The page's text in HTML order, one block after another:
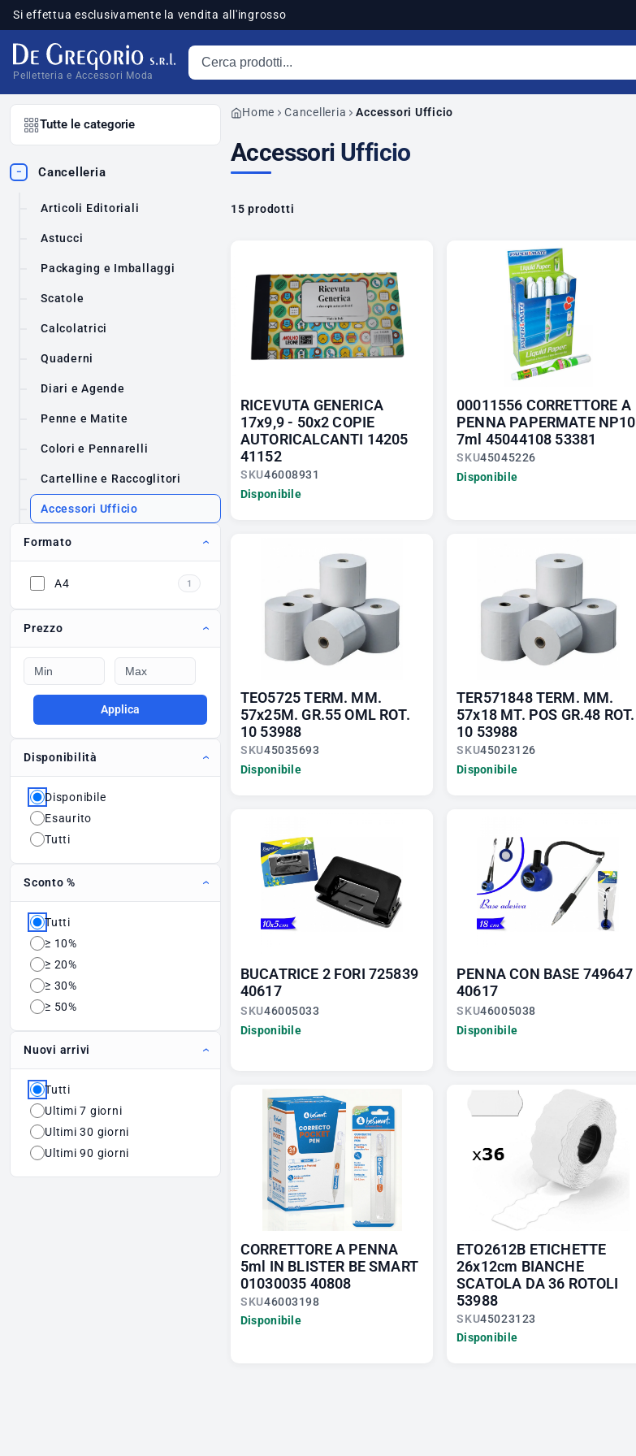
Si effettua esclusivamente la vendita all'ingrosso
Pelletteria e Accessori Moda
Cerca prodotti
Tutte le categorie
− Cancelleria
Articoli Editoriali
Astucci
Packaging e Imballaggi
Scatole
Calcolatrici
Quaderni
Diari e Agende
Penne e Matite
Colori e Pennarelli
Cartelline e Raccoglitori
Accessori Ufficio
Formato
A4 1
Prezzo
Applica
Disponibilità
Disponibile
Esaurito
Tutti
Sconto %
Tutti
≥ 10%
≥ 20%
≥ 30%
≥ 50%
Nuovi arrivi
Tutti
Ultimi 7 giorni
Ultimi 30 giorni
Ultimi 90 giorni
Home Cancelleria Accessori Ufficio
Accessori Ufficio
15 prodotti
RICEVUTA GENERICA
17x9,9 - 50x2 COPIE
AUTORICALCANTI 14205
41152
SKU46008931
Disponibile
00011556 CORRETTORE A
PENNA PAPERMATE NP10
7ml 45044108 53381
SKU45045226
Disponibile
TEO5725 TERM. MM.
57x25M. GR.55 OML ROT.
10 53988
SKU45035693
Disponibile
TER571848 TERM. MM.
57x18 MT. POS GR.48 ROT.
10 53988
SKU45023126
Disponibile
BUCATRICE 2 FORI 725839
40617
SKU46005033
Disponibile
PENNA CON BASE 749647
40617
SKU46005038
Disponibile
CORRETTORE A PENNA
5ml IN BLISTER BE SMART
01030035 40808
SKU46003198
Disponibile
ETO2612B ETICHETTE
26x12cm BIANCHE
SCATOLA DA 36 ROTOLI
53988
SKU45023123
Disponibile